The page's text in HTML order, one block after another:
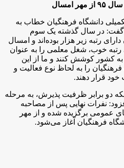
امسال
دانشگاه فرهنگیان خطاب به
گفت: در سال گذشته یک سوم
رتبه زیر هزار بوده‌اند و امسال
رتبه خوب،‌ شغل معلمی را به عنوان
کشور کوشش کنند و ما از این
را به لحاظ نوع فعالیت و
خود قرار دهند.
دو برابر ظرفیت پذیرش، به مرحله
نفرات نهایی پس از مصاحبه
برگزیده شده و از مهر
فرهنگیان آغاز می‌شود.